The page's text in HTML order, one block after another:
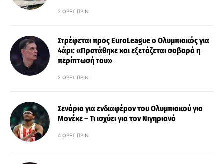
2 ΏΡΕΣ ΠΡΙΝ
Στρέφεται προς EuroLeague ο Ολυμπιακός για
4άρι: «Προτάθηκε και εξετάζεται σοβαρά η
περίπτωσή του»
2 ΏΡΕΣ ΠΡΙΝ
Σενάρια για ενδιαφέρον του Ολυμπιακού για
Μονέκε – Τι ισχύει για τον Νιγηριανό
4 ΏΡΕΣ ΠΡΙΝ